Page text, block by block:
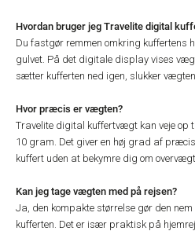
Hvordan bruger jeg Travelite digital
Du fastgør remmen omkring kuffertens
gulvet. På det digitale display vises
sætter kufferten ned igen, slukker
Hvor præcis er vægten?
Travelite digital kuffertvægt kan veje op
10 gram. Det giver en høj grad af
kuffert uden at bekymre dig om
Kan jeg tage vægten med på rejsen?
Ja, den kompakte størrelse gør den
kufferten. Det er især praktisk på